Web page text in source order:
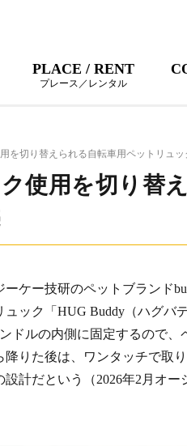
PLACE / RENT
プレース／レンタル
を切り替えられる自転車用ペットリュッ
使用を切り替
ケー技研のペットブランド
ック「HUG Buddy（ハグバ
ドルの内側に固定するので、
りた後は、ワンタッチで取
計だという（2026年2月オー